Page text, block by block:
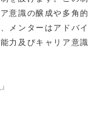
意識の醸成や多角的
メンターはアドバイ
力及びキャリア意識
」